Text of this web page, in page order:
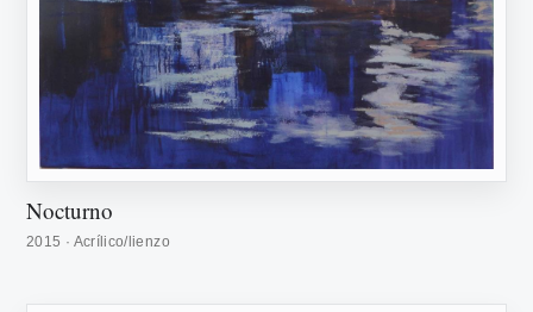
Nocturno
2015 · Acrílico/lienzo